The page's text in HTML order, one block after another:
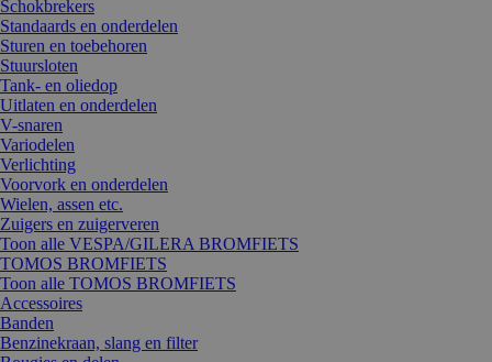
Schokbrekers
Standaards en onderdelen
Sturen en toebehoren
Stuursloten
Tank- en oliedop
Uitlaten en onderdelen
V-snaren
Variodelen
Verlichting
Voorvork en onderdelen
Wielen, assen etc.
Zuigers en zuigerveren
Toon alle VESPA/GILERA BROMFIETS
TOMOS BROMFIETS
Toon alle TOMOS BROMFIETS
Accessoires
Banden
Benzinekraan, slang en filter